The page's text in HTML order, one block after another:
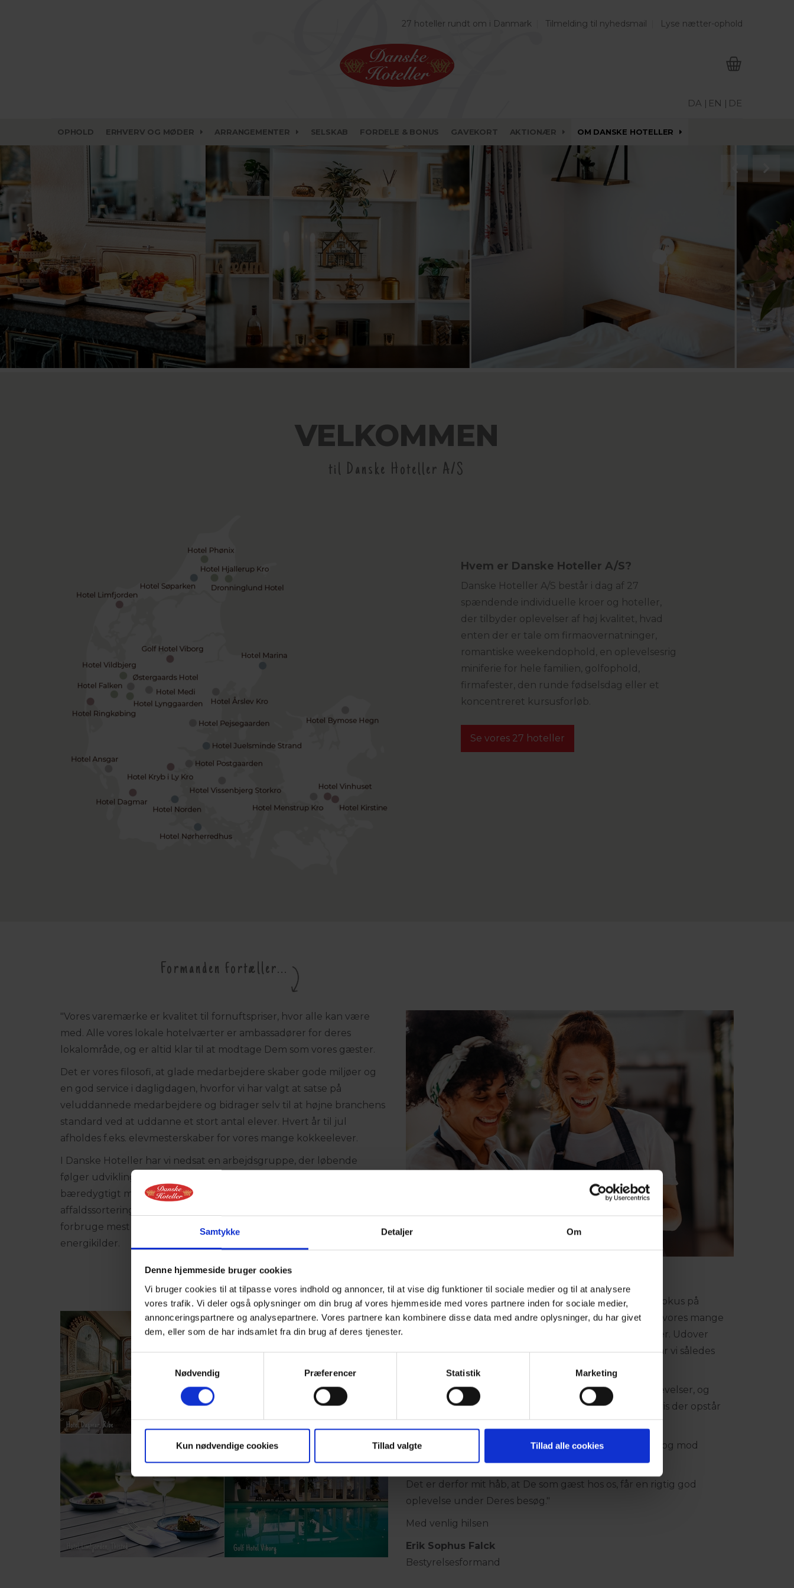
Samtykke Detaljer Om
Denne hjemmeside bruger cookies
Vi bruger cookies til at tilpasse vores indhold og annoncer, til at vise dig funktioner til sociale medier og til at analysere
vores trafik. Vi deler også oplysninger om din brug af vores hjemmeside med vores partnere inden for sociale medier,
annonceringspartnere og analysepartnere. Vores partnere kan kombinere disse data med andre oplysninger, du har givet
dem, eller som de har indsamlet fra din brug af deres tjenester.
Samtykkevalg
Nødvendig
Præferencer Statistik Marketing
Kun nødvendige cookies Tillad valgte Tillad alle cookies
27 hoteller rundt om i Danmark Tilmelding til nyhedsmail Lyse nætter-ophold
DA | EN | DE
OPHOLD ERHVERV OG MØDER ARRANGEMENTER SELSKAB FORDELE & BONUS GAVEKORT AKTIONÆR OM DANSKE HOTELLER
VELKOMMEN
til Danske Hoteller A/S
Hvem er Danske Hoteller A/S?
Danske Hoteller A/S består i dag af 27
spændende individuelle kroer og hoteller,
der tilbyder oplevelser af høj kvalitet, hvad
enten der er tale om firmaovernatninger,
romantiske weekendophold, en oplevelsesrig
miniferie for hele familien, golfophold,
firmafester, den runde fødselsdag eller et
koncentreret kursusforløb.
Se vores 27 hoteller
Formanden fortæller...
"Vores varemærke er kvalitet til fornuftspriser, hvor alle kan være
med. Alle vores lokale hotelværter er ambassadører for deres
lokalområde, og er altid klar til at modtage Dem som vores gæster.
Det er vores filosofi, at glade medarbejdere skaber gode miljøer og
en god service i dagligdagen, hvorfor vi har valgt at satse på
veluddannede medarbejdere og bidrager selv til at højne branchens
standard ved at uddanne et stort antal elever. Hvert år til jul
afholdes f.eks. elevmesterskaber for vores mange kokkeelever.
I Danske Hoteller har vi nedsat en arbejdsgruppe, der løbende
følger udviklingen inden for miljø og energi. Vi bidrager til et
bæredygtigt miljø ved brug af miljøvenlige rengøringsmidler,
affaldssortering og søger at nedbringe udledningen af CO2 ved at
forbruge mest muligt energi, der stammer fra vedvarende
energikilder.
Mit mangeårige virke hos Falck har lært mig at sætte fokus på
sikkerheden på vores hoteller. Dette gælder både for vores mange
loyale medarbejdere og i særdeleshed for vores gæster. Udover
almindeligt sikkerhedsudstyr og førstehjælpskasser har vi således
også en hjertestarter på alle vores hoteller.
Vi bestræber os meget på at give Dem rigtig gode oplevelser, og
vores dygtige medarbejdere står til Deres rådighed, hvis der opstår
behov under Deres ophold.
Mindre kæledyr er velkomne på alle vores hoteller - dog mod
betaling af et tillæg.
Det er derfor mit håb, at De som gæst hos os, får en rigtig god
oplevelse under Deres besøg."
Med venlig hilsen
Erik Sophus Falck
Bestyrelsesformand